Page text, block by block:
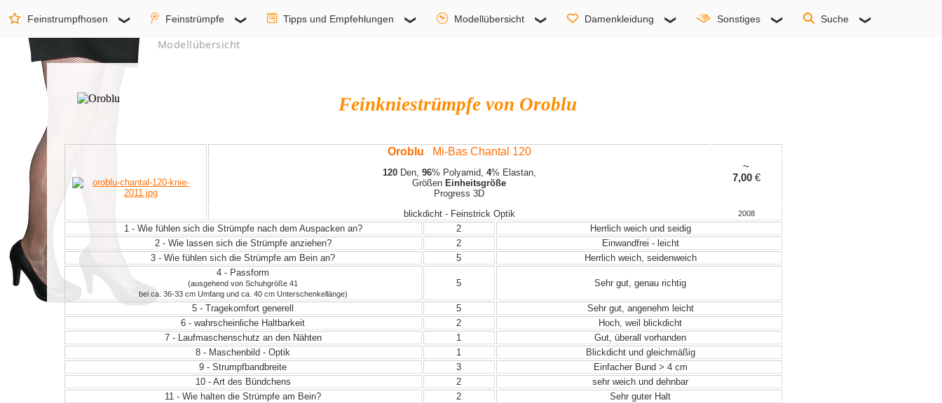
Feinstrumpfhosen Feinstrümpfe Tipps und Empfehlungen Modellübersicht Damenkleidung Sonstiges Suche
Modellübersicht
Feinkniestrümpfe von Oroblu
Oroblu Mi-Bas Chantal 120
120Den, 96% Polyamid, 4% Elastan,
Größen Einheitsgröße
Progress 3D
~
7,00€
blickdicht - Feinstrick Optik 2008
1 - Wie fühlen sich die Strümpfe nach dem Auspacken an? 2
Herrlich weich und seidig
2 - Wie lassen sich die Strümpfe anziehen?
2
Einwandfrei - leicht
3 - Wie fühlen sich die Strümpfe am Bein an?
5
Herrlich weich, seidenweich
4 - Passform
(ausgehend von Schuhgröße 41
bei ca. 36-33 cm Umfang und ca. 40 cm Unterschenkellänge)
5 Sehr gut, genau richtig
5 - Tragekomfort generell 5
Sehr gut, angenehm leicht
6 - wahrscheinliche Haltbarkeit
2
Hoch, weil blickdicht
7 - Laufmaschenschutz an den Nähten
1
Gut, überall vorhanden
8 - Maschenbild - Optik
1
Blickdicht und gleichmäßig
9 - Strumpfbandbreite
3
Einfacher Bund > 4 cm
10 - Art des Bündchens
2
sehr weich und dehnbar
11 - Wie halten die Strümpfe am Bein?
2
Sehr guter Halt